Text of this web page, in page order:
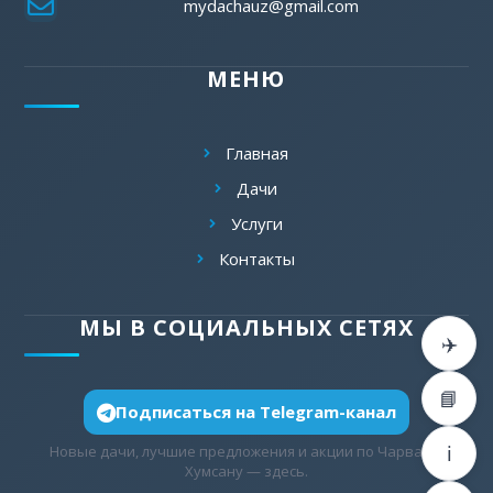
mydachauz@gmail.com
МЕНЮ
Главная
Дачи
Услуги
Контакты
МЫ В СОЦИАЛЬНЫХ СЕТЯХ
Подписаться на Telegram-канал
Новые дачи, лучшие предложения и акции по Чарваку/
Хумсану — здесь.
✈️
📘
ℹ️